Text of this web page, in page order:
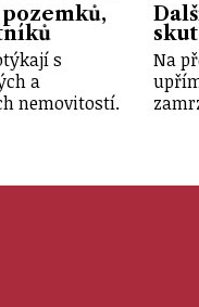
s
a
nemovitostí.
Na